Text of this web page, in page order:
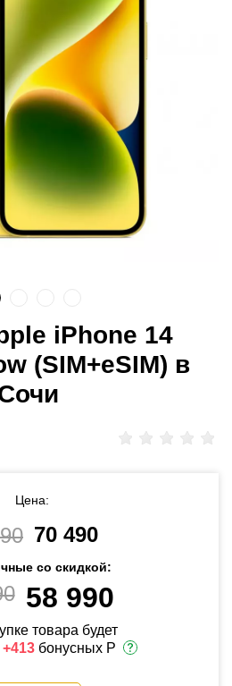
iPhone 14
(SIM+eSIM) в
Цена:
70 490
со скидкой:
58 990
товара будет
+413 бонусных Р